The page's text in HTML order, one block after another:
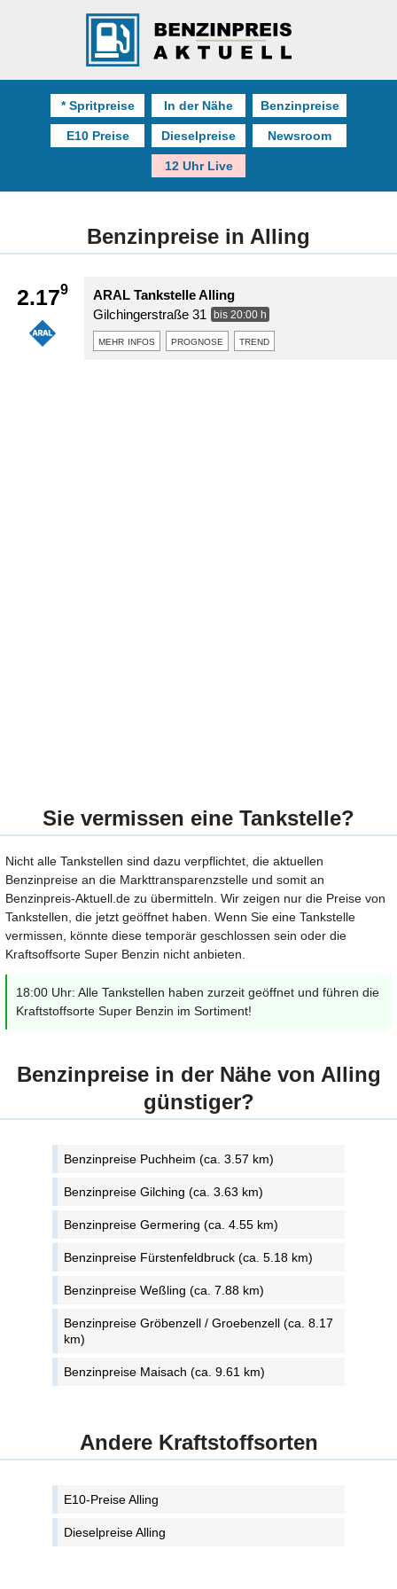
* Spritpreise In der Nähe Benzinpreise
E10 Preise Dieselpreise Newsroom
12 Uhr Live
Benzinpreise in Alling
2.179
ARAL Tankstelle Alling
Gilchingerstraße 31
bis 20:00 h
mehr infos prognose trend
Sie vermissen eine Tankstelle?
Nicht alle Tankstellen sind dazu verpflichtet, die aktuellen
Benzinpreise an die Markttransparenzstelle und somit an
Benzinpreis-Aktuell.de zu übermitteln. Wir zeigen nur die Preise von
Tankstellen, die jetzt geöffnet haben. Wenn Sie eine Tankstelle
vermissen, könnte diese temporär geschlossen sein oder die
Kraftsoffsorte Super Benzin nicht anbieten.
18:00 Uhr: Alle Tankstellen haben zurzeit geöffnet und führen die
Kraftstoffsorte Super Benzin im Sortiment!
Benzinpreise in der Nähe von Alling
günstiger?
Benzinpreise Puchheim (ca. 3.57 km)
Benzinpreise Gilching (ca. 3.63 km)
Benzinpreise Germering (ca. 4.55 km)
Benzinpreise Fürstenfeldbruck (ca. 5.18 km)
Benzinpreise Weßling (ca. 7.88 km)
Benzinpreise Gröbenzell / Groebenzell (ca. 8.17
km)
Benzinpreise Maisach (ca. 9.61 km)
Andere Kraftstoffsorten
E10-Preise Alling
Dieselpreise Alling